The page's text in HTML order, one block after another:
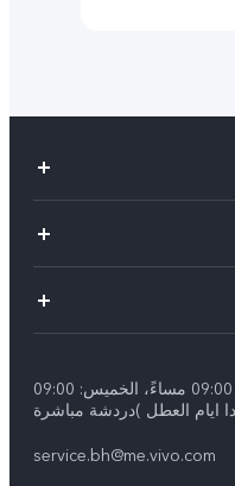
(السبت - الأربعاء : 09:00 صباحاً - 09:00 مساءً، الخميس: 09:00
service.bh@me.vivo.com